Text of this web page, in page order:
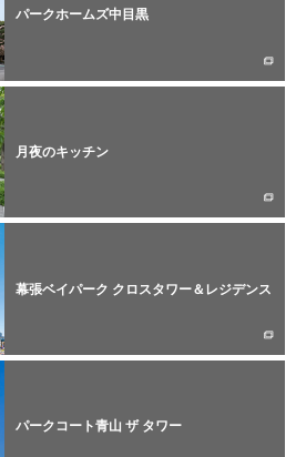
パークホームズ中目黒
月夜のキッチン
幕張ベイパーク クロスタワー＆レジデンス
パークコート青山 ザ タワー